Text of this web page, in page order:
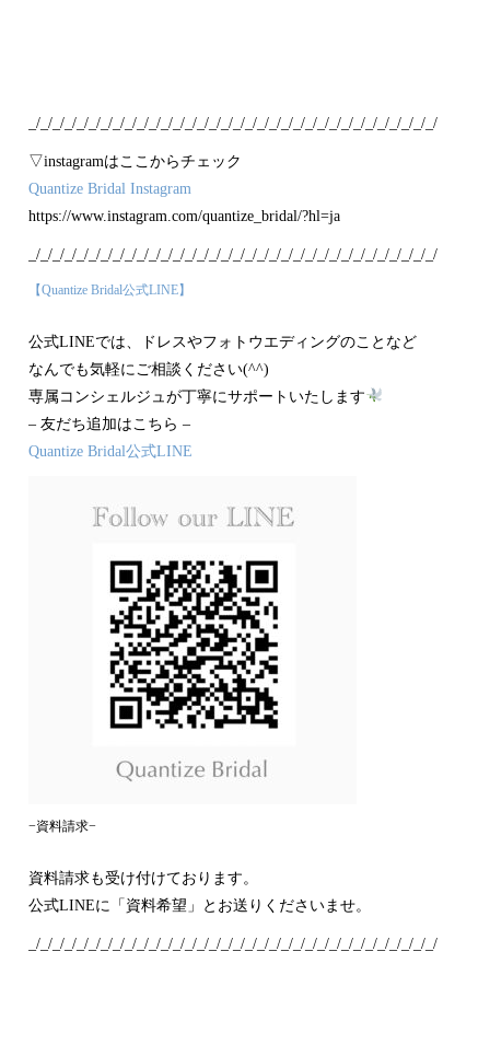
_/_/_/_/_/_/_/_/_/_/_/_/_/_/_/_/_/_/_/_/_/_/_/_/_/_/_/_/_/_/_/_/_/_/
▽instagramはここからチェック
Quantize Bridal Instagram
https://www.instagram.com/quantize_bridal/?hl=ja
_/_/_/_/_/_/_/_/_/_/_/_/_/_/_/_/_/_/_/_/_/_/_/_/_/_/_/_/_/_/_/_/_/_/
【Quantize Bridal公式LINE】
公式LINEでは、ドレスやフォトウエディングのことなど
なんでも気軽にご相談ください(^^)
専属コンシェルジュが丁寧にサポートいたします
– 友だち追加はこちら –
Quantize Bridal公式LINE
−資料請求−
資料請求も受け付けております。
公式LINEに「資料希望」とお送りくださいませ。
_/_/_/_/_/_/_/_/_/_/_/_/_/_/_/_/_/_/_/_/_/_/_/_/_/_/_/_/_/_/_/_/_/_/